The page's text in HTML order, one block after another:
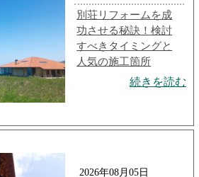
別荘リフォームを成
功させる秘訣！検討
すべきタイミングと
人気の施工箇所
続きを読む
2026年08月05日